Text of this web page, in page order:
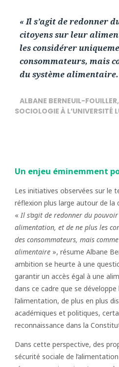
« Il s’agit de redonner
citoyens sur leur
les considérer
consommateurs, mais
du système alimentaire.
ALBANE BERNEUIL-
SOCIOLOGIE À L’UNIVERSITÉ
Un enjeu éminemment
Les initiatives observées sur le
réflexion plus large autour de la
«Il s’agit de redonner du
alimentation, et de ne plus les
des consommateurs, mais
alimentaire », résume Albane
ambition se heurte à une
garantir un accès égal à une
dans ce cadre que se
l’alimentation, de plus en plus
académiques et politiques,
reconnaissance dans la
Dans cette perspective, des
sécurité sociale de